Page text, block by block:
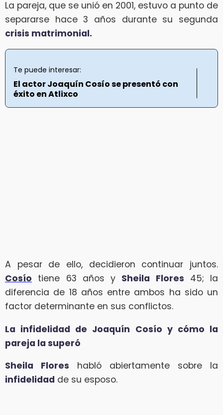
La pareja, que se unió en 2001, estuvo a punto de
separarse hace 3 años durante su segunda
crisis matrimonial.
Te puede interesar:
El actor Joaquín Cosío se presentó con
éxito en Atlixco
A pesar de ello, decidieron continuar juntos.
Cosío tiene 63 años y Sheila Flores 45; la
diferencia de 18 años entre ambos ha sido un
factor determinante en sus conflictos.
La infidelidad de Joaquín Cosío y cómo la
pareja la superó
Sheila Flores habló abiertamente sobre la
infidelidad de su esposo.